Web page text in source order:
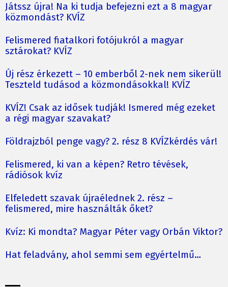
Játssz újra! Na ki tudja befejezni ezt a 8 magyar
közmondást? KVÍZ
Felismered fiatalkori fotójukról a magyar
sztárokat? KVÍZ
Új rész érkezett – 10 emberből 2-nek nem sikerül!
Teszteld tudásod a közmondásokkal! KVÍZ
KVÍZ! Csak az idősek tudják! Ismered még ezeket
a régi magyar szavakat?
Földrajzból penge vagy? 2. rész 8 KVÍZkérdés vár!
Felismered, ki van a képen? Retro tévések,
rádiósok kvíz
Elfeledett szavak újraélednek 2. rész –
felismered, mire használták őket?
Kvíz: Ki mondta? Magyar Péter vagy Orbán Viktor?
Hat feladvány, ahol semmi sem egyértelmű…